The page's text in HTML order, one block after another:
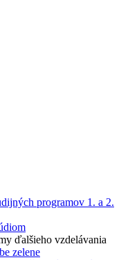
programov 1. a 2.
ďalšieho vzdelávania
zelene